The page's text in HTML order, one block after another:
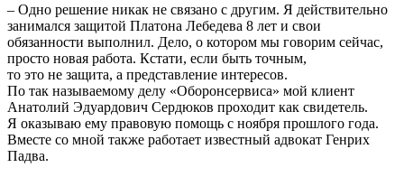
– Одно решение никак не связано с другим. Я действительно
занимался защитой Платона Лебедева 8 лет и свои
обязанности выполнил. Дело, о котором мы говорим сейчас,
просто новая работа. Кстати, если быть точным,
то это не защита, a представление интересов.
По так называемому делу «Оборонсервиса» мой клиент
Анатолий Эдуардович Сердюков проходит как свидетель.
Я оказываю ему правовую помощь c ноября прошлого года.
Вместе co мной также работает известный адвокат Генрих
Падва.